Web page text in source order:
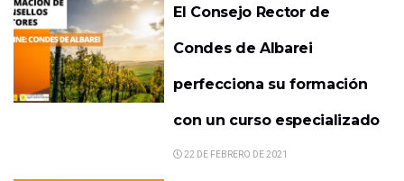
El Consejo Rector de
Condes de Albarei
perfecciona su formación
con un curso especializado
22 DE FEBRERO DE 2021